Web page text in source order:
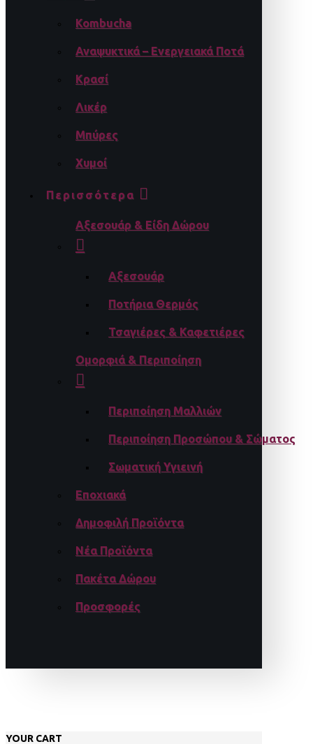
Kombucha
Αναψυκτικά – Ενεργειακά Ποτά
Κρασί
Λικέρ
Μπύρες
Χυμοί
Περισσότερα
Αξεσουάρ & Είδη Δώρου
Αξεσουάρ
Ποτήρια Θερμός
Τσαγιέρες & Καφετιέρες
Ομορφιά & Περιποίηση
Περιποίηση Μαλλιών
Περιποίηση Προσώπου & Σώματος
Σωματική Υγιεινή
Εποχιακά
Δημοφιλή Προϊόντα
Νέα Προϊόντα
Πακέτα Δώρου
Προσφορές
YOUR CART